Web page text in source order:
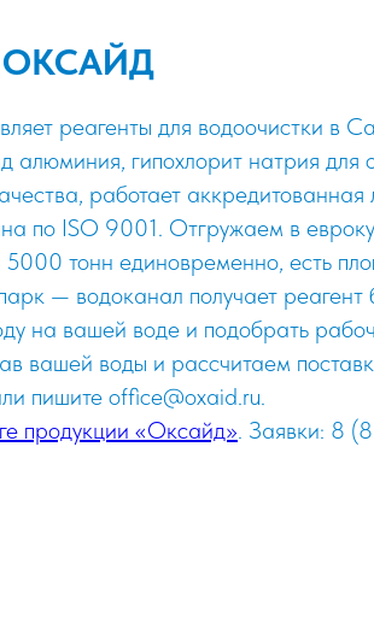
ОКСАЙД
реагенты для водоочистки в
алюминия, гипохлорит натрия
работает аккредитованная
по ISO 9001. Отгружаем в
тонн единовременно, есть
— водоканал получает
на вашей воде и подобрать
вашей воды и рассчитаем
пишите office@oxaid.ru.
продукции «Оксайд». Заявки: 8